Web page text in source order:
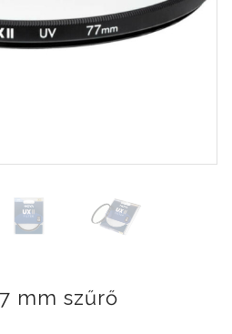
mm szűrő